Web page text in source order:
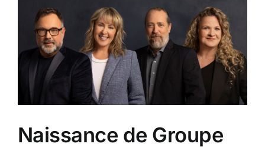
Naissance de Groupe